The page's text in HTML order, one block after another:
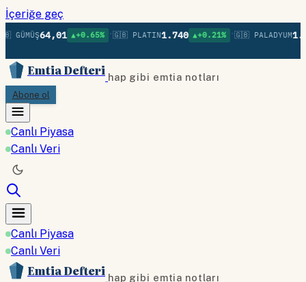
İçeriğe geç
GÜMÜŞ64,01 ▲+0.65% • 🇬🇧 PLATIN1.740 ▲+0.21% • 🇬🇧 PALADYUM
Emtia Defteri hap gibi emtia notları
Abone ol
Canlı Piyasa
Canlı Veri
Canlı Piyasa
Canlı Veri
Emtia Defteri hap gibi emtia notları